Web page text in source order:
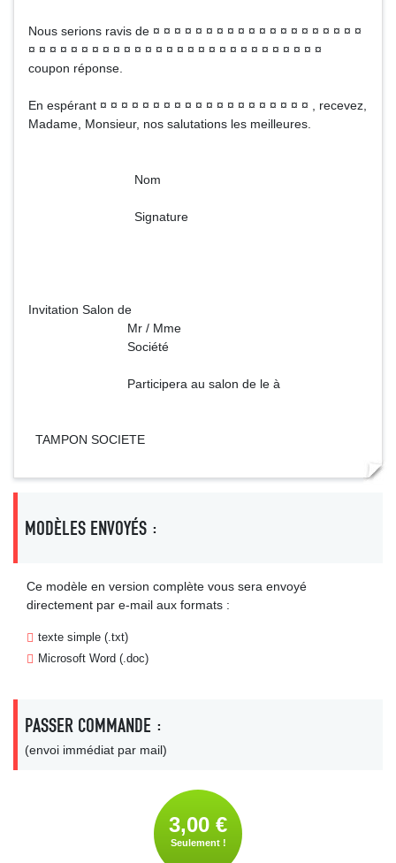
Nous serions ravis de ¤ ¤ ¤ ¤ ¤ ¤ ¤ ¤ ¤ ¤ ¤ ¤ ¤ ¤ ¤ ¤ ¤ ¤ ¤ ¤
¤ ¤ ¤ ¤ ¤ ¤ ¤ ¤ ¤ ¤ ¤ ¤ ¤ ¤ ¤ ¤ ¤ ¤ ¤ ¤ ¤ ¤ ¤ ¤ ¤ ¤ ¤ ¤
coupon réponse.
En espérant ¤ ¤ ¤ ¤ ¤ ¤ ¤ ¤ ¤ ¤ ¤ ¤ ¤ ¤ ¤ ¤ ¤ ¤ ¤ ¤ , recevez,
Madame, Monsieur, nos salutations les meilleures.
Nom
Signature
Invitation Salon de
Mr / Mme
Société
Participera au salon de le à
TAMPON SOCIETE
MODÈLES ENVOYÉS :
Ce modèle en version complète vous sera envoyé
directement par e-mail aux formats :
texte simple (.txt)
Microsoft Word (.doc)
PASSER COMMANDE :
(envoi immédiat par mail)
3,00 €
Seulement !